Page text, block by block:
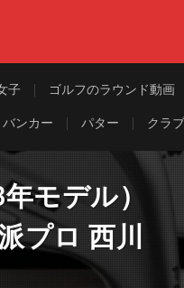
子 ゴルフのラウンド動画
バンカー パター クラ
モデル）
プロ 西川